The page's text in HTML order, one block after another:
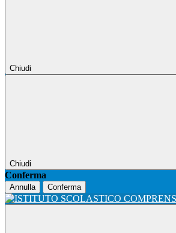
Chiudi
Chiudi
Conferma
Annulla Conferma